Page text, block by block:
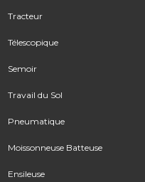
Tracteur
Télescopique
Semoir
Travail du Sol
Pneumatique
Moissonneuse Batteuse
Ensileuse